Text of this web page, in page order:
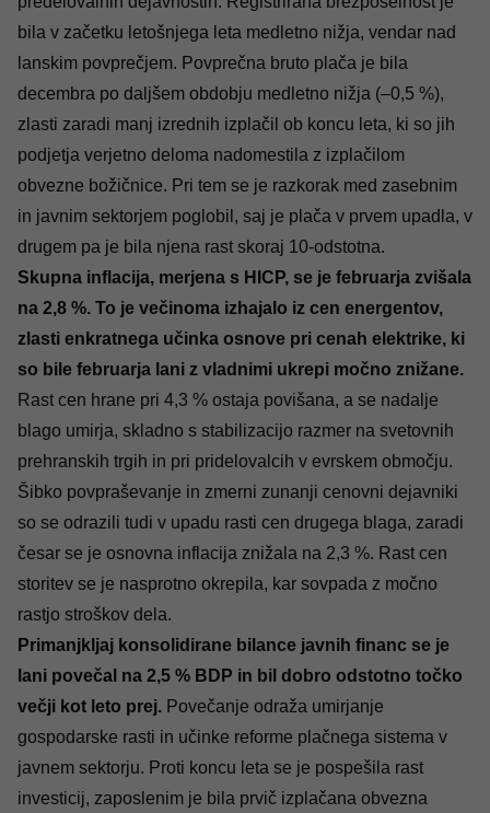
bila v začetku letošnjega leta medletno nižja, vendar nad
lanskim povprečjem. Povprečna bruto plača je bila
decembra po daljšem obdobju medletno nižja (–0,5 %),
zlasti zaradi manj izrednih izplačil ob koncu leta, ki so jih
podjetja verjetno deloma nadomestila z izplačilom
obvezne božičnice. Pri tem se je razkorak med zasebnim
in javnim sektorjem poglobil, saj je plača v prvem upadla, v
drugem pa je bila njena rast skoraj 10-odstotna.
Skupna inflacija, merjena s HICP, se je februarja zvišala
na 2,8 %. To je večinoma izhajalo iz cen energentov,
zlasti enkratnega učinka osnove pri cenah elektrike, ki
so bile februarja lani z vladnimi ukrepi močno znižane.
Rast cen hrane pri 4,3 % ostaja povišana, a se nadalje
blago umirja, skladno s stabilizacijo razmer na svetovnih
prehranskih trgih in pri pridelovalcih v evrskem območju.
Šibko povpraševanje in zmerni zunanji cenovni dejavniki
so se odrazili tudi v upadu rasti cen drugega blaga, zaradi
česar se je osnovna inflacija znižala na 2,3 %. Rast cen
storitev se je nasprotno okrepila, kar sovpada z močno
rastjo stroškov dela.
Primanjkljaj konsolidirane bilance javnih financ se je
lani povečal na 2,5 % BDP in bil dobro odstotno točko
večji kot leto prej. Povečanje odraža umirjanje
gospodarske rasti in učinke reforme plačnega sistema v
javnem sektorju. Proti koncu leta se je pospešila rast
investicij, zaposlenim je bila prvič izplačana obvezna